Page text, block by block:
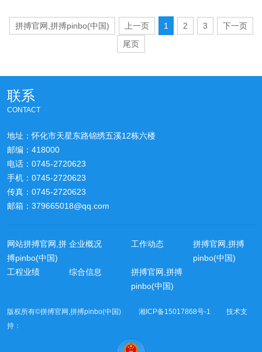
拼搏官网,拼搏pinbo(中国) 上一页 1 2 3
下一页
尾页
联系
CONTACT
地址：怀化市天星东路锦绣五溪12栋六楼
邮编：418000
电话：0745-2720623
手机：0745-2720623
传真：0745-2720623
邮箱：379665018@qq.com
网站拼搏官网,拼
搏pinbo(中国)
企业概况 工作动态
拼搏官网,拼搏
pinbo(中国)
工程业绩
综合信息
拼搏官网,拼搏
pinbo(中国)
版权所有©拼搏官网,拼搏pinbo(中国) 湘ICP备15017868号-1 技术支
持：